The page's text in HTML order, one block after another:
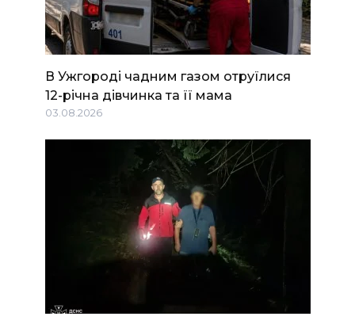
В Ужгороді чадним газом отруїлися
12-річна дівчинка та її мама
03.08.2026